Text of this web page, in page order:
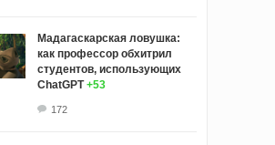
Мадагаскарская ловушка:
как профессор обхитрил
студентов, использующих
ChatGPT +53
172